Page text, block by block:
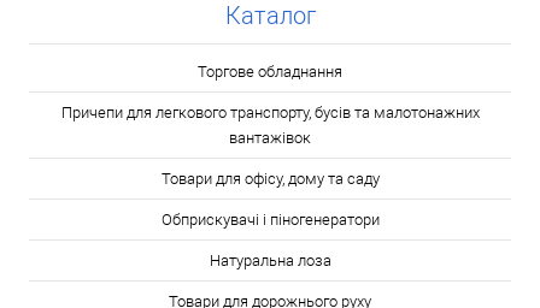
Каталог
Торгове обладнання
Причепи для легкового транспорту, бусів та малотонажних
вантажівок
Товари для офісу, дому та саду
Обприскувачі і піногенератори
Натуральна лоза
Товари для дорожнього руху